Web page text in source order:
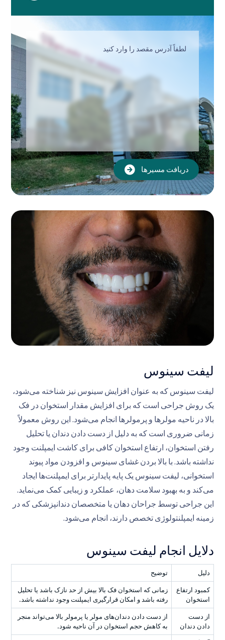
دریافت مسیرها
لیفت سینوس
لیفت سینوس که به عنوان افزایش سینوس نیز شناخته می‌شود،
یک روش جراحی است که برای افزایش مقدار استخوان در فک
بالا در ناحیه مولرها و پرمولرها انجام می‌شود. این روش معمولاً
زمانی ضروری است که به دلیل از دست دادن دندان یا تحلیل
رفتن استخوان، ارتفاع استخوان کافی برای کاشت ایمپلنت وجود
نداشته باشد. با بالا بردن غشای سینوس و افزودن مواد پیوند
استخوانی، لیفت سینوس یک پایه پایدارتر برای ایمپلنت‌ها ایجاد
می‌کند و به بهبود سلامت دهان، عملکرد و زیبایی کمک می‌نماید.
این جراحی توسط جراحان دهان یا متخصصان دندانپزشکی که در
زمینه ایمپلنتولوژی تخصص دارند، انجام می‌شود.
دلایل انجام لیفت سینوس
دلیل توضیح
کمبود ارتفاع
استخوان
زمانی که استخوان فک بالا بیش از حد نازک باشد یا تحلیل
رفته باشد و امکان قرارگیری ایمپلنت وجود نداشته باشد.
از دست
دادن دندان
از دست دادن دندان‌های مولر یا پرمولر بالا می‌تواند منجر
به کاهش حجم استخوان در آن ناحیه شود.